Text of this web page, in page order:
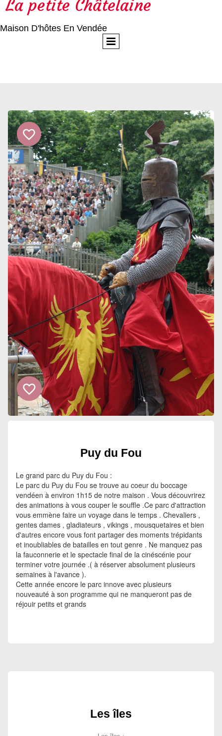
La petite Châtelaine
Maison D'hôtes En Vendée
Puy du Fou
Le grand parc du Puy du Fou :
Le parc du Puy du Fou se trouve au coeur du boccage
vendéen à environ 1h15 de notre maison . Vous découvrirez
des animations à vous couper le souffle .Ce parc d'attraction
vous emmène faire un voyage dans le temps . Chevaliers ,
gentes dames , gladiateurs , vikings , mousquetaires et bien
d'autres encore vous font partager des moments trépidants
et inoubliables de batailles en tout genre . Ne manquez pas
la fauconnerie et le spectacle final de la cinéscénie pour
terminer votre journée .( à réserver absolument plusieurs
semaines à l'avance ).
Cette année encore le parc innove avec plusieurs
nouveauté à son programme qui ne manqueront pas de
réjouir petits et grands
Les îles